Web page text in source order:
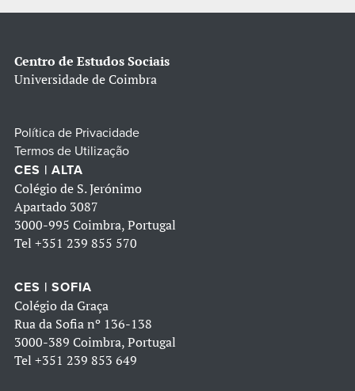
Centro de Estudos Sociais
Universidade de Coimbra
Política de Privacidade
Termos de Utilização
CES | ALTA
Colégio de S. Jerónimo
Apartado 3087
3000-995 Coimbra, Portugal
Tel +351 239 855 570
CES | SOFIA
Colégio da Graça
Rua da Sofia nº 136-138
3000-389 Coimbra, Portugal
Tel +351 239 853 649